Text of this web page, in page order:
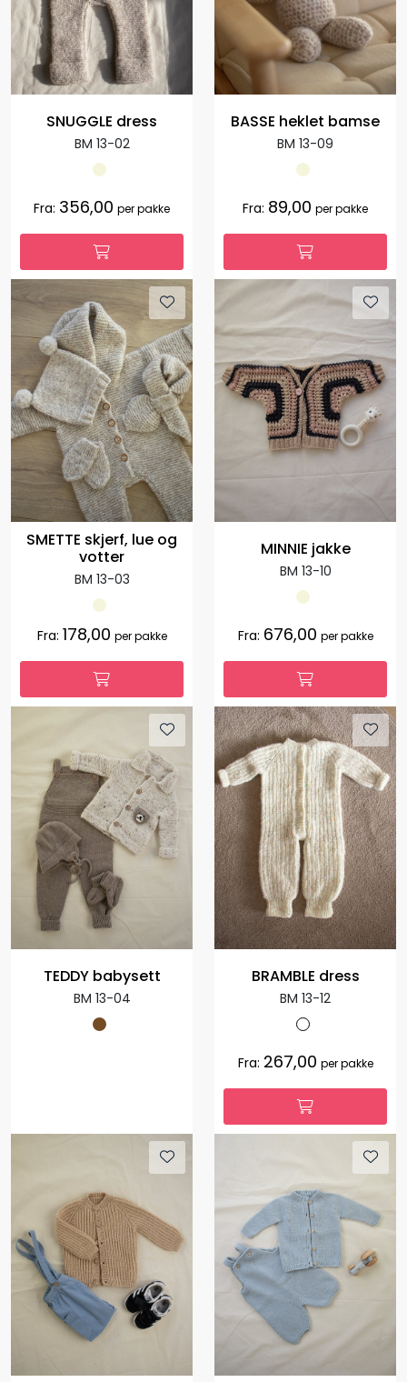
SNUGGLE dress
BM 13-02
Fra: 356,00 per pakke
BASSE heklet bamse
BM 13-09
Fra: 89,00 per pakke
SMETTE skjerf, lue og
votter
BM 13-03
Fra: 178,00 per pakke
MINNIE jakke
BM 13-10
Fra: 676,00 per pakke
TEDDY babysett
BM 13-04
BRAMBLE dress
BM 13-12
Fra: 267,00 per pakke